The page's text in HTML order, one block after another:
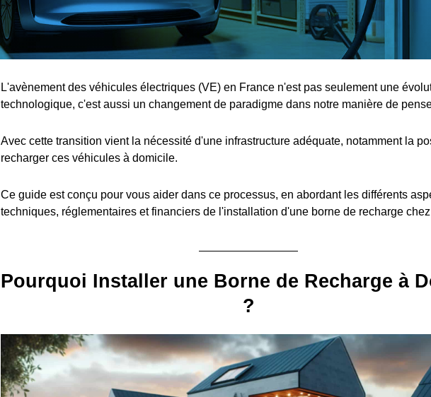
L'avènement des véhicules électriques (VE) en France n'est pas seulement une
technologique, c'est aussi un changement de paradigme dans notre manière de
Avec cette transition vient la nécessité d'une infrastructure adéquate, notamment la
recharger ces véhicules à domicile.
Ce guide est conçu pour vous aider dans ce processus, en abordant les différents
techniques, réglementaires et financiers de l'installation d'une borne de recharge
Pourquoi Installer une Borne de Recharge à
?